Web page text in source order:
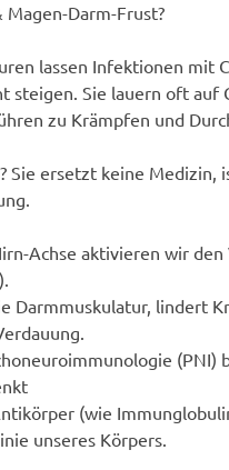
Darm-Frust?
lassen Infektionen mit
steigen. Sie lauern oft auf
zu Krämpfen und
Sie ersetzt keine Medizin,
Achse aktivieren wir den
Darmmuskulatur, lindert
(PNI)
(wie
unseres Körpers.